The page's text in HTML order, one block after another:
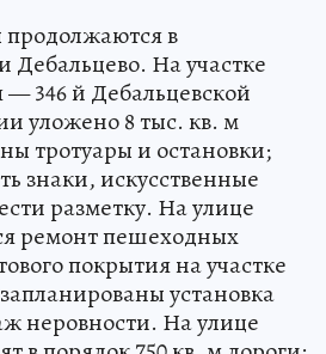
в
Дебальцево. На участке
346 й Дебальцевской
уложено 8 тыс. кв. м
тротуары и остановки;
знаки, искусственные
разметку. На улице
ремонт пешеходных
покрытия на участке
установка
неровности. На улице